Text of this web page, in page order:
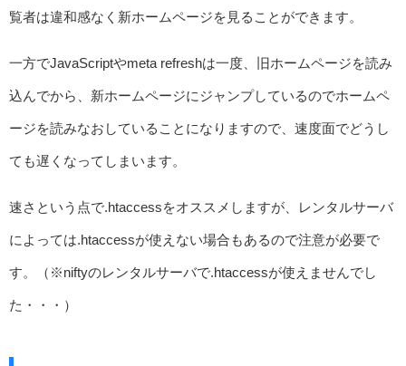
覧者は違和感なく新ホームページを見ることができます。
一方でJavaScriptやmeta refreshは一度、旧ホームページを読み
込んでから、新ホームページにジャンプしているのでホームペ
ージを読みなおしていることになりますので、速度面でどうし
ても遅くなってしまいます。
速さという点で.htaccessをオススメしますが、レンタルサーバ
によっては.htaccessが使えない場合もあるので注意が必要で
す。（※niftyのレンタルサーバで.htaccessが使えませんでし
た・・・）